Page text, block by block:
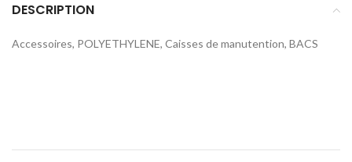
DESCRIPTION
Accessoires, POLYETHYLENE, Caisses de manutention, BACS